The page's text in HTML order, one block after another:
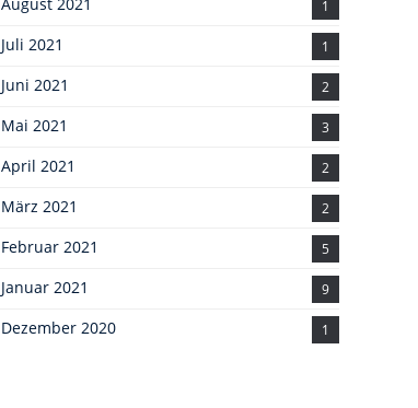
1
Juli 2021 1
Juni 2021 2
Mai 2021 3
April 2021 2
März 2021 2
Februar 2021 5
Januar 2021 9
Dezember 2020 1